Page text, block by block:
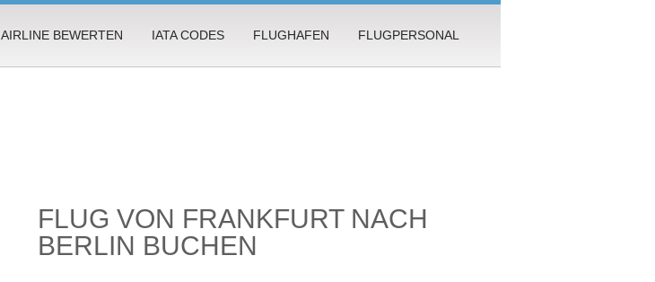
AIRLINE BEWERTEN IATA CODES FLUGHAFEN FLUGPERSONAL
FLUG VON FRANKFURT NACH
BERLIN BUCHEN